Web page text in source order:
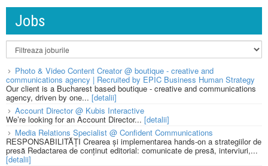
Jobs
Photo & Video Content Creator @ boutique - creative and
communications agency | Recruited by EPIC Business Human Strategy
Our client is a Bucharest based boutique - creative and communications
agency, driven by one... [detalii]
Account Director @ Kubis Interactive
We’re looking for an Account Director... [detalii]
Media Relations Specialist @ Confident Communications
RESPONSABILITĂȚI Crearea și implementarea hands-on a strategiilor de
presă Redactarea de conținut editorial: comunicate de presă, interviuri,...
[detalii]